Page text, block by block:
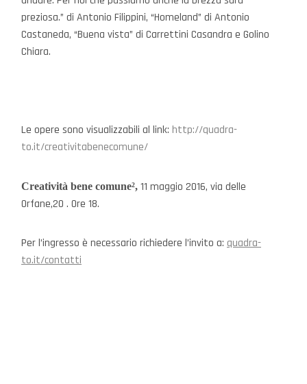
preziosa.” di Antonio Filippini, “Homeland” di Antonio
Castaneda, “Buena vista” di Carrettini Casandra e Golino
Chiara.
Le opere sono visualizzabili al link: http://quadra-
to.it/creativitabenecomune/
Creatività bene comune², 11 maggio 2016, via delle
Orfane,20 . Ore 18.
Per l’ingresso è necessario richiedere l’invito a: quadra-
to.it/contatti